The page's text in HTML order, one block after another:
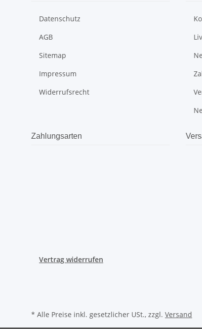
Datenschutz
AGB
Sitemap
Impressum
Widerrufsrecht
Zahlungsarten
Vertrag widerrufen
* Alle Preise inkl. gesetzlicher USt., zzgl. Versand